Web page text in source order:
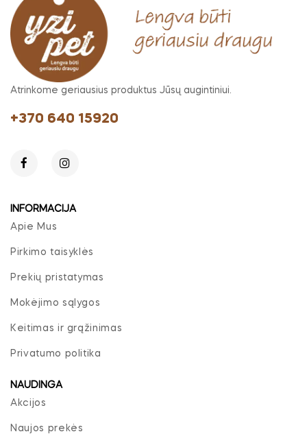
Atrinkome geriausius produktus Jūsų augintiniui.
+370 640 15920
INFORMACIJA
Apie Mus
Pirkimo taisyklės
Prekių pristatymas
Mokėjimo sąlygos
Keitimas ir grąžinimas
Privatumo politika
NAUDINGA
Akcijos
Naujos prekės